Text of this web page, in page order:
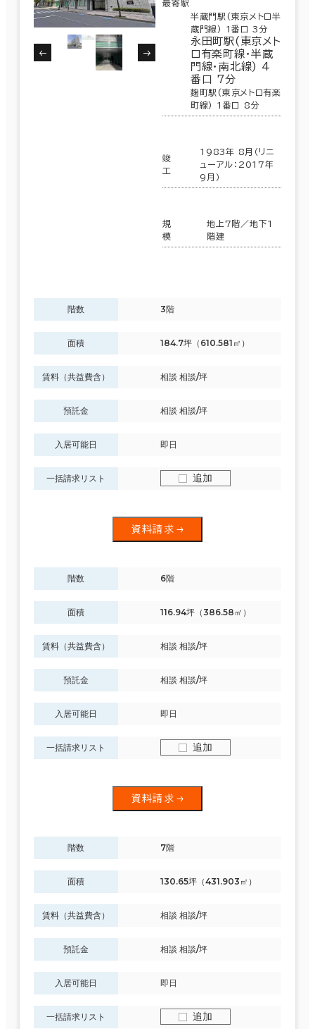
最寄駅
半蔵門駅(東京メトロ半
蔵門線) 1番口 3分
永田町駅(東京メト
ロ有楽町線･半蔵
門線･南北線) 4
番口 7分
麹町駅(東京メトロ有楽
町線) 1番口 8分
竣
工
1983年 8月（リニ
ューアル：2017年
9月）
規
模
地上7階／地下1
階建
階数 3階
面積 184.7坪（610.581㎡）
賃料（共益費含） 相談 相談/坪
預託金 相談 相談/坪
入居可能日 即日
一括請求リスト 追加
資料請求
階数 6階
面積 116.94坪（386.58㎡）
賃料（共益費含） 相談 相談/坪
預託金 相談 相談/坪
入居可能日 即日
一括請求リスト 追加
資料請求
階数 7階
面積 130.65坪（431.903㎡）
賃料（共益費含） 相談 相談/坪
預託金 相談 相談/坪
入居可能日 即日
一括請求リスト 追加